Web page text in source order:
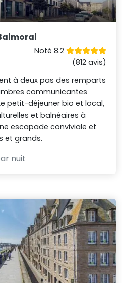
Noté 8.2
(812 avis)
à deux pas des remparts
communicantes
petit-déjeuner bio et local,
et balnéaires à
escapade conviviale et
et grands.
nuit